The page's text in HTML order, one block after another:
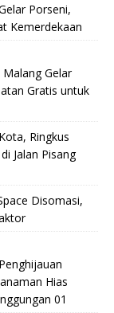
Porseni,
Kemerdekaan
Gelar
Gratis untuk
Ringkus
Jalan Pisang
Disomasi,
Hias
01